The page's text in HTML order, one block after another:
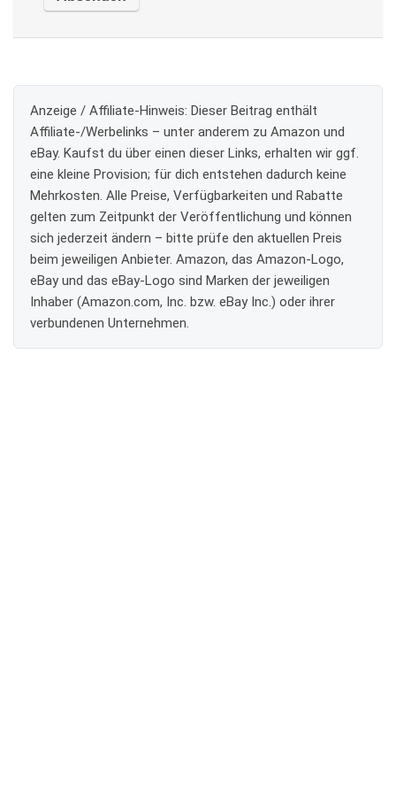
Anzeige / Affiliate-Hinweis: Dieser Beitrag enthält
Affiliate-/Werbelinks – unter anderem zu Amazon und
eBay. Kaufst du über einen dieser Links, erhalten wir ggf.
eine kleine Provision; für dich entstehen dadurch keine
Mehrkosten. Alle Preise, Verfügbarkeiten und Rabatte
gelten zum Zeitpunkt der Veröffentlichung und können
sich jederzeit ändern – bitte prüfe den aktuellen Preis
beim jeweiligen Anbieter. Amazon, das Amazon-Logo,
eBay und das eBay-Logo sind Marken der jeweiligen
Inhaber (Amazon.com, Inc. bzw. eBay Inc.) oder ihrer
verbundenen Unternehmen.